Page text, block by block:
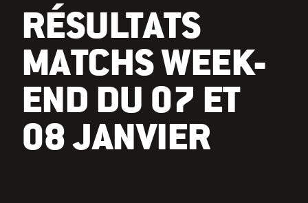
RÉSULTATS
MATCHS WEEK-
END DU 07 ET
08 JANVIER